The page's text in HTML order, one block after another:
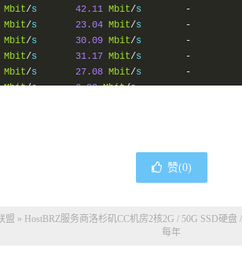
Mbit/s 42.11 Mbit/s
-
Mbit/s 23.04 Mbit/s
-
Mbit/s 30.09 Mbit/s
-
Mbit/s 31.17 Mbit/s
-
Mbit/s 27.08 Mbit/s
-
Mbit/s 6.80 Mbit/s -
赞(0)
盟 » HostBRZ服务商洛杉矶CC机房2核2G / 50G SSD硬
每年